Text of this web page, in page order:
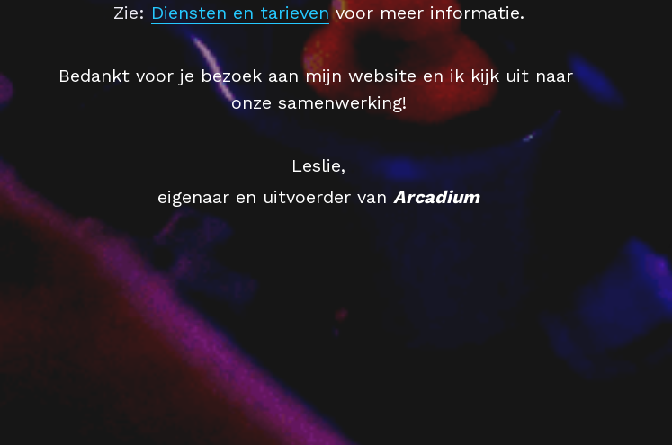
Zie: Diensten en tarieven voor meer informatie.
Bedankt voor je bezoek aan mijn website en ik kijk uit naar
onze samenwerking!
Leslie,
eigenaar en uitvoerder van Arcadium